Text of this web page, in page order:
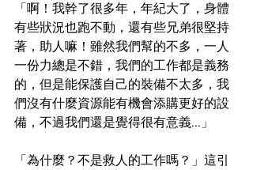
「啊！我幹了很多年，年紀大了，身體
有些狀況也跑不動，還有些兄弟很堅持
著，助人嘛！雖然我們幫的不多，一人
一份力總是不錯，我們的工作都是義務
的，但是能保護自己的裝備不太多，我
們沒有什麼資源能有機會添購更好的設
備，不過我們還是覺得很有意義...」
「為什麼？不是救人的工作嗎？」這引